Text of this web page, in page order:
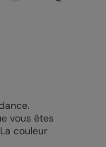
vous êtes
couleur